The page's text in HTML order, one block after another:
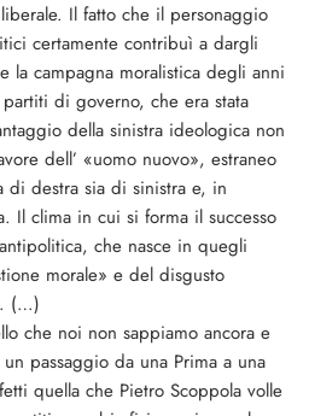
Il fatto che il personaggio
certamente contribuì a dargli
la campagna moralistica degli anni
di governo, che era stata
della sinistra ideologica non
dell’ «uomo nuovo», estraneo
di destra sia di sinistra e, in
Il clima in cui si forma il successo
che nasce in quegli
morale» e del disgusto
(…)
che noi non sappiamo ancora e
passaggio da una Prima a una
quella che Pietro Scoppola volle